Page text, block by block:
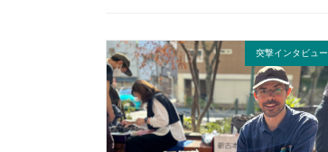
突撃インタビュー